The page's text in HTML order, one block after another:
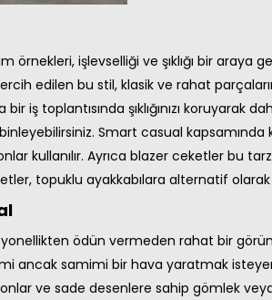
örnekleri, işlevselliği ve şıklığı bir
edilen bu stil, klasik ve rahat
bir iş toplantısında şıklığınızı
Smart casual
kullanılır. Ayrıca blazer ceketler bu
topuklu ayakkabılara alternatif olarak
ödün vermeden rahat bir
ancak samimi bir hava yaratmak
ve sade desenlere sahip gömlek